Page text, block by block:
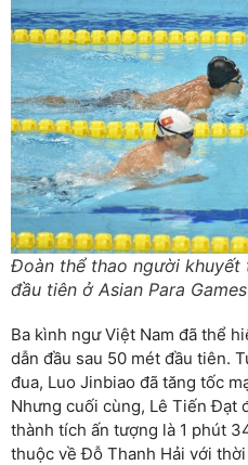
Đoàn thể thao người khuyết
đầu tiên ở Asian Para
Ba kình ngư Việt Nam đã thể
dẫn đầu sau 50 mét đầu tiên.
đua, Luo Jinbiao đã tăng tốc
Nhưng cuối cùng, Lê Tiến Đạt
thành tích ấn tượng là 1 phút
thuộc về Đỗ Thanh Hải với